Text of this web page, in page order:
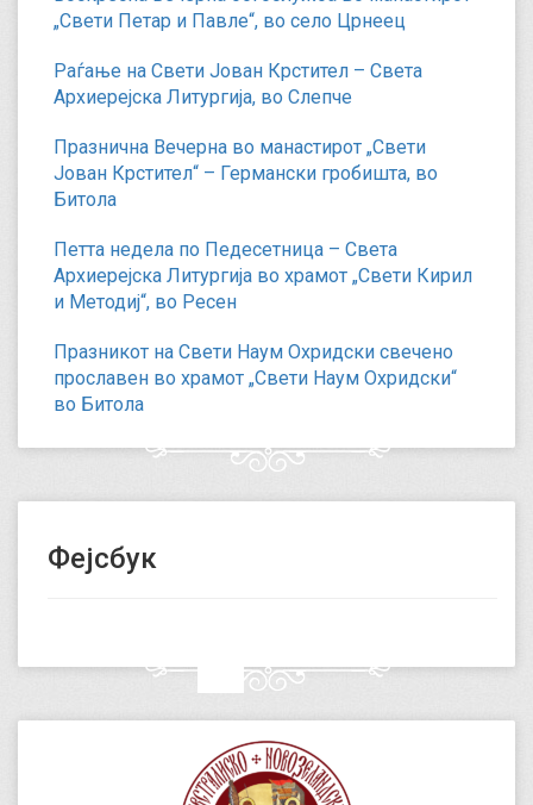
„Свети Петар и Павле“, во село Црнеец
Раѓање на Свети Јован Крстител – Света
Архиерејска Литургија, во Слепче
Празнична Вечерна во манастирот „Свети
Јован Крстител“ – Германски гробишта, во
Битола
Петта недела по Педесетница – Света
Архиерејска Литургија во храмот „Свети Кирил
и Методиј“, во Ресен
Празникот на Свети Наум Охридски свечено
прославен во храмот „Свети Наум Охридски“
во Битола
Фејсбук